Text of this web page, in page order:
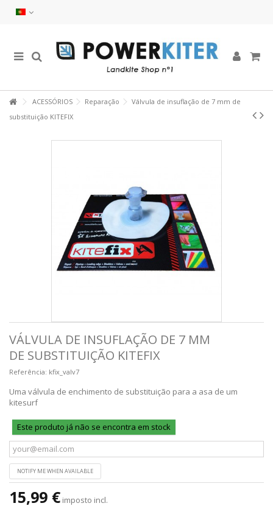
ACESSÓRIOS Reparação
Válvula de insuflação de 7 mm de
substituição KITEFIX
VÁLVULA DE INSUFLAÇÃO DE 7 MM
DE SUBSTITUIÇÃO KITEFIX
Referência: kfix_valv7
Uma válvula de enchimento de substituição para a asa de um
kitesurf
Este produto já não se encontra em stock
NOTIFY ME WHEN AVAILABLE
15,99 € imposto incl.